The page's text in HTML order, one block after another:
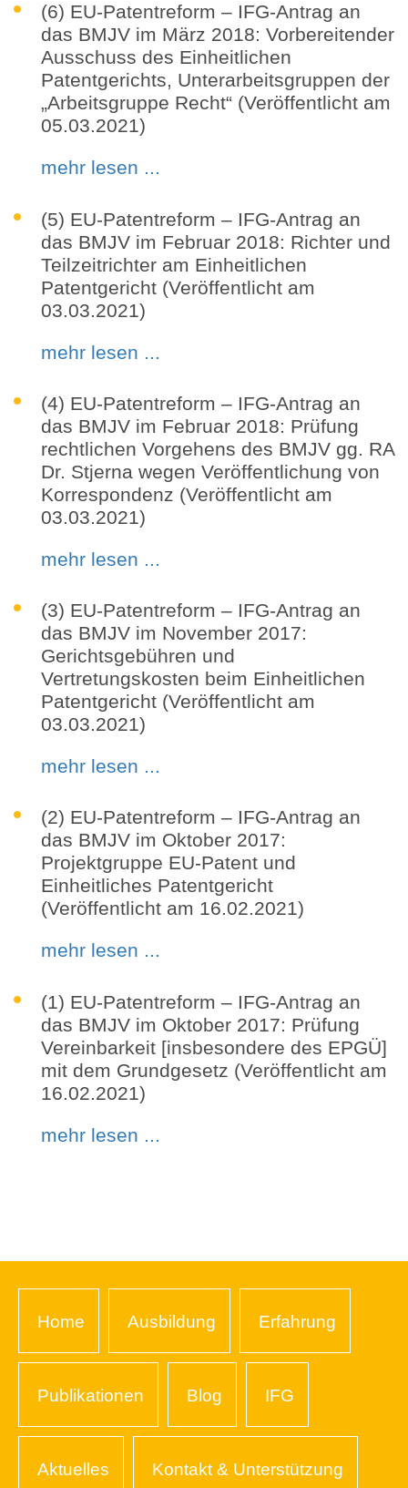
(6) EU-Patentreform – IFG-Antrag an
das BMJV im März 2018: Vorbereitender
Ausschuss des Einheitlichen
Patentgerichts, Unterarbeitsgruppen der
„Arbeitsgruppe Recht“ (Veröffentlicht am
05.03.2021)
mehr lesen ...
(5) EU-Patentreform – IFG-Antrag an
das BMJV im Februar 2018: Richter und
Teilzeitrichter am Einheitlichen
Patentgericht (Veröffentlicht am
03.03.2021)
mehr lesen ...
(4) EU-Patentreform – IFG-Antrag an
das BMJV im Februar 2018: Prüfung
rechtlichen Vorgehens des BMJV gg. RA
Dr. Stjerna wegen Veröffentlichung von
Korrespondenz (Veröffentlicht am
03.03.2021)
mehr lesen ...
(3) EU-Patentreform – IFG-Antrag an
das BMJV im November 2017:
Gerichtsgebühren und
Vertretungskosten beim Einheitlichen
Patentgericht (Veröffentlicht am
03.03.2021)
mehr lesen ...
(2) EU-Patentreform – IFG-Antrag an
das BMJV im Oktober 2017:
Projektgruppe EU-Patent und
Einheitliches Patentgericht
(Veröffentlicht am 16.02.2021)
mehr lesen ...
(1) EU-Patentreform – IFG-Antrag an
das BMJV im Oktober 2017: Prüfung
Vereinbarkeit [insbesondere des EPGÜ]
mit dem Grundgesetz (Veröffentlicht am
16.02.2021)
mehr lesen ...
Home Ausbildung Erfahrung
Publikationen Blog IFG
Aktuelles Kontakt & Unterstützung